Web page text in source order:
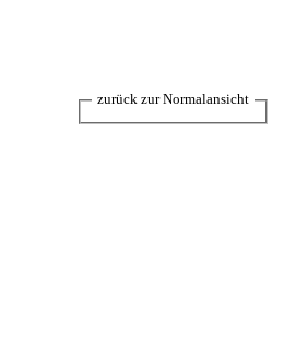
zurück zur Normalansicht